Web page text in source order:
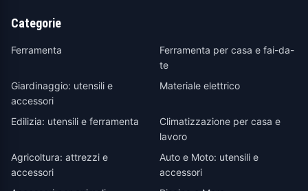
Categorie
Ferramenta
Ferramenta per casa e fai-da-
te
Giardinaggio: utensili e
accessori
Materiale elettrico
Edilizia: utensili e ferramenta
Climatizzazione per casa e
lavoro
Agricoltura: attrezzi e
accessori
Auto e Moto: utensili e
accessori